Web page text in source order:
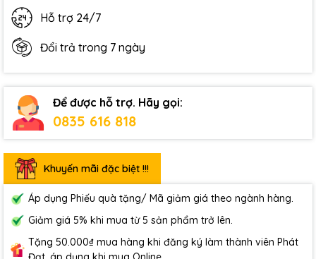
Hỗ trợ 24/7
Đổi trả trong 7 ngày
Để được hỗ trợ. Hãy gọi:
0835 616 818
Khuyến mãi đặc biệt !!!
Áp dụng Phiếu quà tặng/ Mã giảm giá theo ngành hàng.
Giảm giá 5% khi mua từ 5 sản phẩm trở lên.
Tặng 50.000₫ mua hàng khi đăng ký làm thành viên Phát